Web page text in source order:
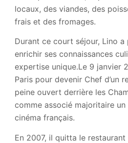
locaux, des viandes, des
frais et des fromages.
Durant ce court séjour, Lino a
enrichir ses connaissances
expertise unique.Le 9 janvier
Paris pour devenir Chef d’un
peine ouvert derrière les
comme associé majoritaire
cinéma français.
En 2007, il quitta le